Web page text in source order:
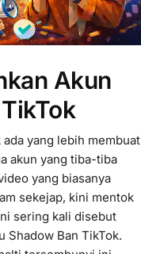
Akun
yang lebih membuat
akun yang tiba-tiba
yang biasanya
sekejap, kini mentok
sering kali disebut
Shadow Ban TikTok.